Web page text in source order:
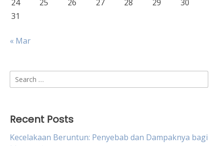
24 25 26 27 28 29
30
31
« Mar
Search
for:
Recent Posts
Kecelakaan Beruntun: Penyebab dan Dampaknya bagi